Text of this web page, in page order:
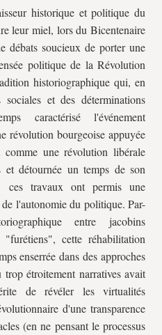
historique et politique du
leur miel, lors du Bicentenaire
débats soucieux de porter une
politique de la Révolution
historiographique qui, en
et des déterminations
caractérisé l'événement
révolution bourgeoise appuyée
une révolution libérale
et détournée un temps de son
ces travaux ont permis une
l'autonomie du politique. Par-
entre jacobins
cette réhabilitation
enserrée dans des approches
étroitement narratives avait
de révéler les virtualités
d'une transparence
(en ne pensant le processus